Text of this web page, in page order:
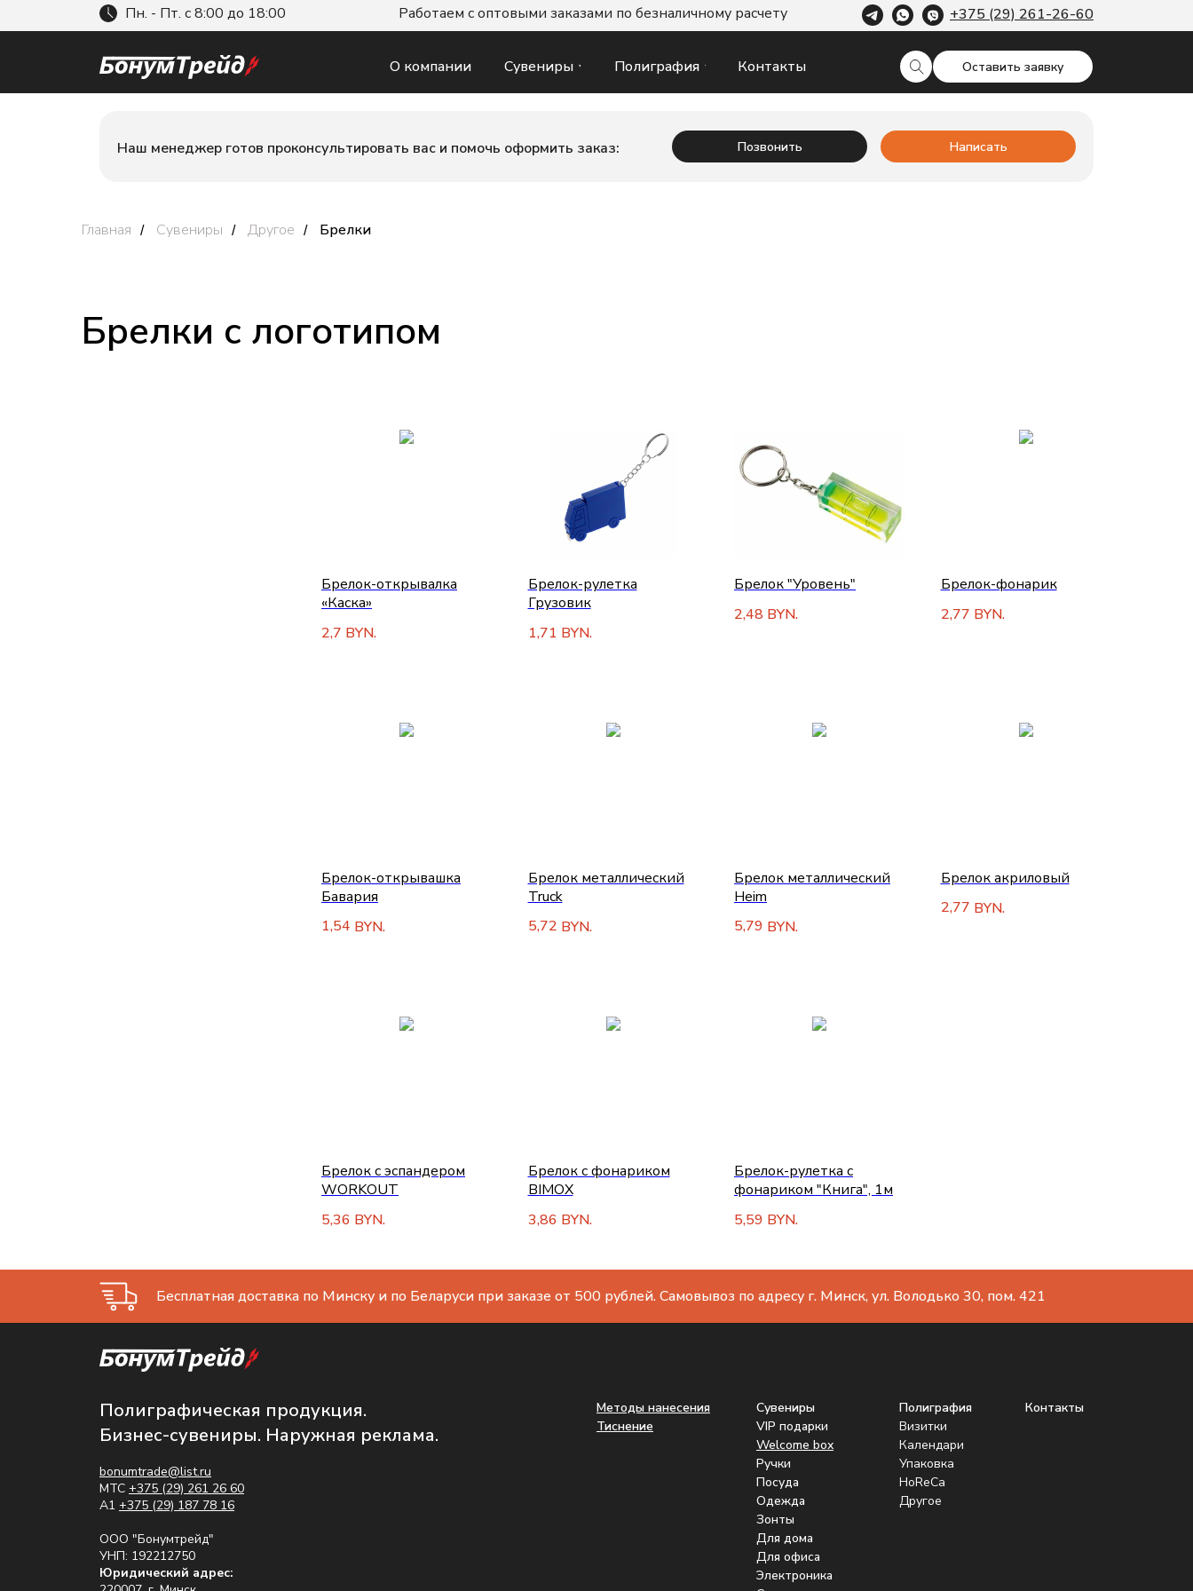
Оставить заявку
О компании Сувениры Полиграфия Контакты
Пн. - Пт. с 8:00 до 18:00 +375 (29) 261-26-60
Работаем с оптовыми заказами по безналичному расчету
Позвонить
Наш менеджер готов проконсультировать вас и помочь оформить заказ: Написать
Главная / Сувениры / Другое / Брелки
Брелки с логотипом
Брелок-открывалка
«Каска»
2,7 BYN.
Брелок-рулетка
Грузовик
1,71 BYN.
Брелок "Уровень"
2,48 BYN.
Брелок-фонарик
2,77 BYN.
Брелок-открывашка
Бавария
1,54 BYN.
Брелок металлический
Truck
5,72 BYN.
Брелок металлический
Heim
5,79 BYN.
Брелок акриловый
2,77 BYN.
Брелок с эспандером
WORKOUT
5,36 BYN.
Брелок с фонариком
BIMOX
3,86 BYN.
Брелок-рулетка с
фонариком "Книга", 1м
5,59 BYN.
Бесплатная доставка по Минску и по Беларуси при заказе от 500 рублей. Самовывоз по адресу г. Минск, ул. Володько 30, пом. 421
Полиграфическая продукция.
Бизнес-сувениры. Наружная реклама.
bonumtrade@list.ru
МТС +375 (29) 261 26 60
A1 +375 (29) 187 78 16
ООО "Бонумтрейд"
УНП: 192212750
Юридический адрес:
Тиснение
Методы нанесения
Полиграфия
Визитки
Календари
Упаковка
HoReCa
Другое
Контакты
Сувениры
VIP подарки
Welcome box
Ручки
Посуда
Одежда
Зонты
Для дома
Для офиса
Электроника